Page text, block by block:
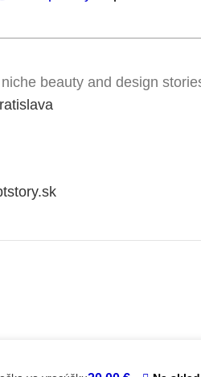
beauty and design